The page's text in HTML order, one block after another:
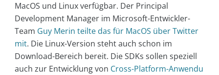
MacOS und Linux verfügbar. Der Principal
Development Manager im Microsoft-Entwickler-
Team Guy Merin teilte das für MacOS über Twitter
mit. Die Linux-Version steht auch schon im
Download-Bereich bereit. Die SDKs sollen speziell
auch zur Entwicklung von Cross-Platform-Anwendu